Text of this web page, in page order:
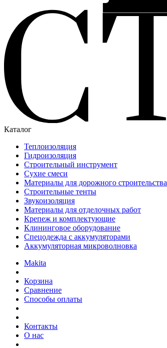
Каталог
Теплоизоляция
Гидроизоляция
Строительный инструмент
Сухие смеси
Материалы для дорожного строительства
Строительные тенты
Звукоизоляция
Материалы для отделочных работ
Крепеж и комплектующие
Клининговое оборудование
Спецодежда с аккумуляторами
Аккумуляторная микроволновка
Makita
Корзина
Сравнение
Способы оплаты
Контакты
О нас